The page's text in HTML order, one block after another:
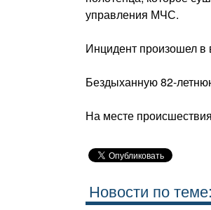
управления МЧС.
Инцидент произошел в
Бездыханную 82-
На месте
Новости по теме: